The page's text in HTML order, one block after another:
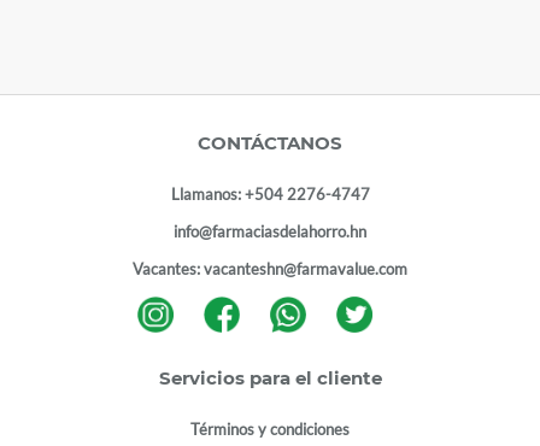
CONTÁCTANOS
Llamanos:+504 2276-4747
info@farmaciasdelahorro.hn
Vacantes:vacanteshn@farmavalue.com
Servicios para el cliente
Términos y condiciones